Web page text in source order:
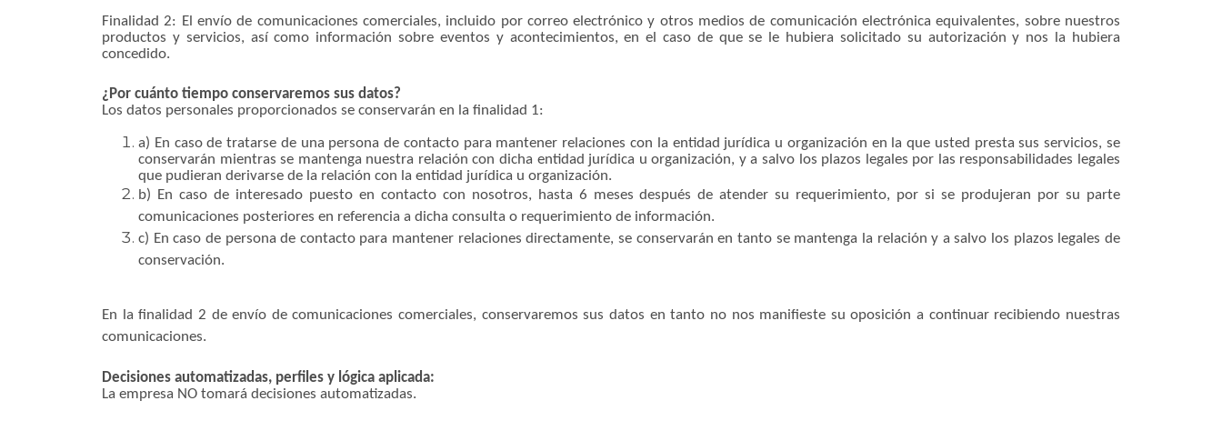
Finalidad 2: El envío de comunicaciones comerciales, incluido por correo electrónico y otros medios de comunicación electrónica equivalentes, sobre nuestros
productos y servicios, así como información sobre eventos y acontecimientos, en el caso de que se le hubiera solicitado su autorización y nos la hubiera
concedido.
¿Por cuánto tiempo conservaremos sus datos?
Los datos personales proporcionados se conservarán en la finalidad 1:
a) En caso de tratarse de una persona de contacto para mantener relaciones con la entidad jurídica u organización en la que usted presta sus servicios, se
conservarán mientras se mantenga nuestra relación con dicha entidad jurídica u organización, y a salvo los plazos legales por las responsabilidades legales
que pudieran derivarse de la relación con la entidad jurídica u organización.
b) En caso de interesado puesto en contacto con nosotros, hasta 6 meses después de atender su requerimiento, por si se produjeran por su parte
comunicaciones posteriores en referencia a dicha consulta o requerimiento de información.
c) En caso de persona de contacto para mantener relaciones directamente, se conservarán en tanto se mantenga la relación y a salvo los plazos legales de
conservación.
En la finalidad 2 de envío de comunicaciones comerciales, conservaremos sus datos en tanto no nos manifieste su oposición a continuar recibiendo nuestras
comunicaciones.
Decisiones automatizadas, perfiles y lógica aplicada:
La empresa NO tomará decisiones automatizadas.